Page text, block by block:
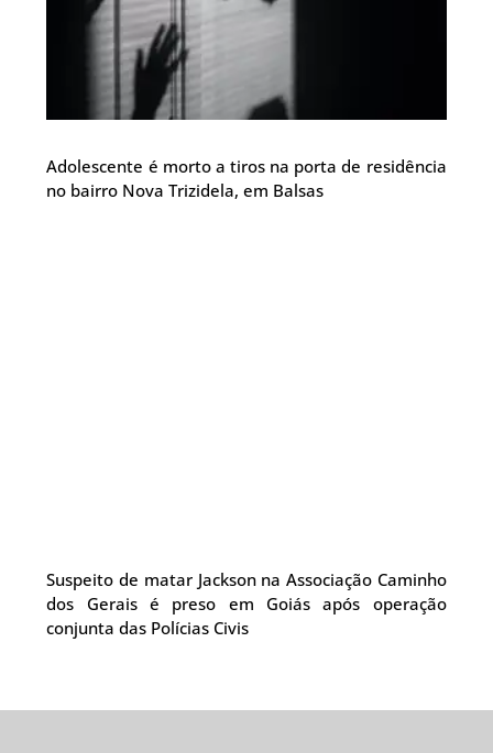
Adolescente é morto a tiros na porta de residência
no bairro Nova Trizidela, em Balsas
Suspeito de matar Jackson na Associação Caminho
dos Gerais é preso em Goiás após operação
conjunta das Polícias Civis